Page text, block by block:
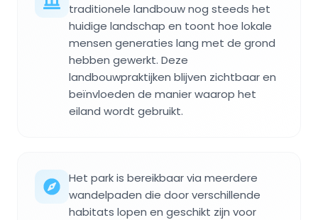
traditionele landbouw nog steeds het
huidige landschap en toont hoe lokale
mensen generaties lang met de grond
hebben gewerkt. Deze
landbouwpraktijken blijven zichtbaar en
beïnvloeden de manier waarop het
eiland wordt gebruikt.
Het park is bereikbaar via meerdere
wandelpaden die door verschillende
habitats lopen en geschikt zijn voor